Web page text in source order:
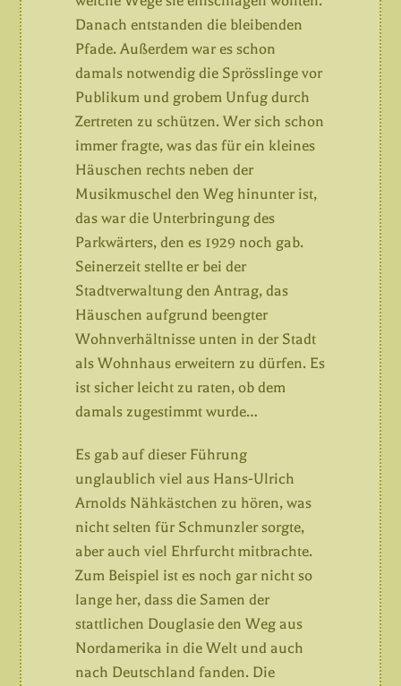
Danach entstanden die bleibenden
Pfade. Außerdem war es schon
damals notwendig die Sprösslinge vor
Publikum und grobem Unfug durch
Zertreten zu schützen. Wer sich schon
immer fragte, was das für ein kleines
Häuschen rechts neben der
Musikmuschel den Weg hinunter ist,
das war die Unterbringung des
Parkwärters, den es 1929 noch gab.
Seinerzeit stellte er bei der
Stadtverwaltung den Antrag, das
Häuschen aufgrund beengter
Wohnverhältnisse unten in der Stadt
als Wohnhaus erweitern zu dürfen. Es
ist sicher leicht zu raten, ob dem
damals zugestimmt wurde…
Es gab auf dieser Führung
unglaublich viel aus Hans-Ulrich
Arnolds Nähkästchen zu hören, was
nicht selten für Schmunzler sorgte,
aber auch viel Ehrfurcht mitbrachte.
Zum Beispiel ist es noch gar nicht so
lange her, dass die Samen der
stattlichen Douglasie den Weg aus
Nordamerika in die Welt und auch
nach Deutschland fanden. Die